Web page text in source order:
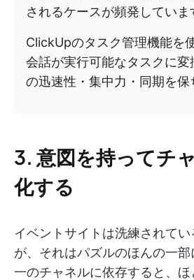
されるケースが頻発していま
ClickUpのタスク管理機能を
会話が実行可能なタスクに変
の迅速性・集中力・同期を保
3. 意図を持ってチ
化する
イベントサイトは洗練されて
が、それはパズルのほんの一
一のチャネルに依存すると、